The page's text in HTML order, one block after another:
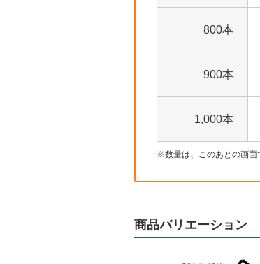
800本
900本
1,000本
数量は、このあとの画面
商品バリエーション